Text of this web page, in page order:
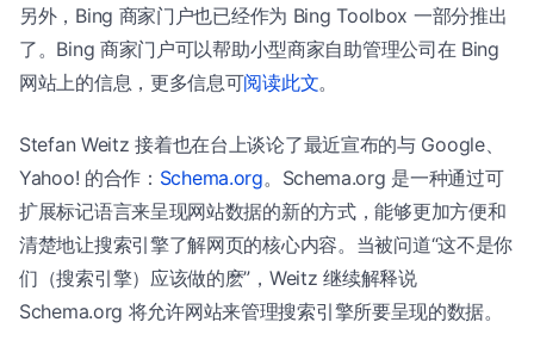
另外，Bing 商家门户也已经作为 Bing Toolbox 一部分推出
了。Bing 商家门户可以帮助小型商家自助管理公司在 Bing
网站上的信息，更多信息可阅读此文。
Stefan Weitz 接着也在台上谈论了最近宣布的与 Google、
Yahoo! 的合作： Schema.org。Schema.org 是一种通过可
扩展标记语言来呈现网站数据的新的方式，能够更加方便和
清楚地让搜索引擎了解网页的核心内容。当被问道“这不是你
们（搜索引擎）应该做的麽”，Weitz 继续解释说
Schema.org 将允许网站来管理搜索引擎所要呈现的数据。